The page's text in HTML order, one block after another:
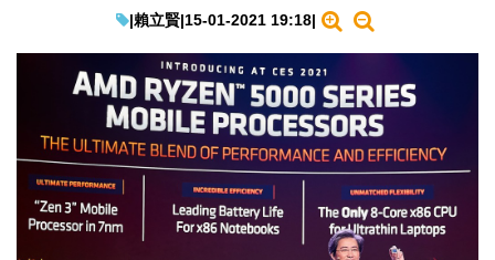
教學評測
EduTech
IT Times
生成式AI與雲端應用
Enterprise Digital Transformation
|賴立賢|15-01-2021 19:18|